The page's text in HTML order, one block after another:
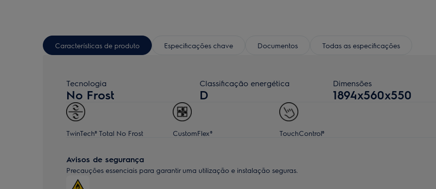
Características de produto Especificações chave Documentos Todas as especificações
Tecnologia
No Frost
Classificação energética
D
Dimensões
1894x560x550
TwinTech® Total No Frost CustomFlex® TouchControl®
Avisos de segurança
Precauções essenciais para garantir uma utilização e instalação seguras.